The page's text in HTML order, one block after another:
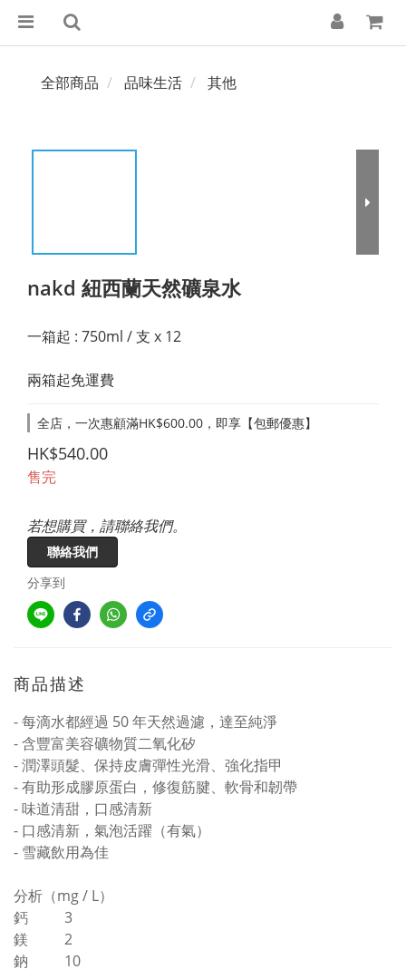
全部商品 品味生活 其他
nakd 紐西蘭天然礦泉水
一箱起 : 750ml / 支 x 12
兩箱起免運費
全店，一次惠顧滿HK$600.00，即享【包郵優惠】
HK$540.00
售完
若想購買，請聯絡我們。
聯絡我們
分享到
商品描述
- 每滴水都經過 50 年天然過濾，達至純淨
- 含豐富美容礦物質二氧化矽
- 潤澤頭髮、保持皮膚彈性光滑、強化指甲
- 有助形成膠原蛋白，修復筋腱、軟骨和韌帶
- 味道清甜，口感清新
- 口感清新，氣泡活躍（有氣）
- 雪藏飲用為佳
分析（mg / L）
鈣 3
鎂 2
鈉 10